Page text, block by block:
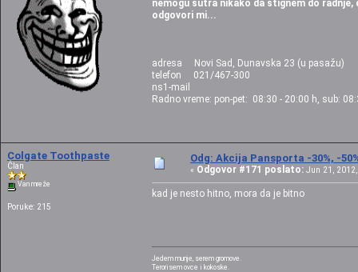
nemogu sutra nikako da stignem do
odgovori mi...
adresa Novi Sad, Dunavska 23 (u pasažu)
telefon 021/467-300
ns1-mail
Radno vreme: pon-pet: 08:30 - 20:00 h, sub:
Colgate Toothpaste
Član
Van mreže
Poruke: 215
Odg: Akcija Pansporta -30%, -
« Odgovor #171 poslato: Jun 21,
kad je nesto hitno, mora da je bitno
Jedem munje, serem gromove.
Terorisem ovce i kokoske.